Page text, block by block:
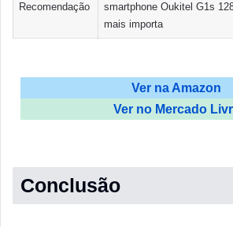
Recomendação
smartphone Oukitel G1s
mais importa
Ver na Amazon
Ver no Mercado
Conclusão